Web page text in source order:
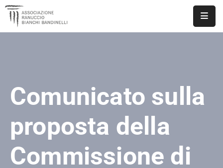
DOCUMENTI
PUBBLICAZIONI
CONTATTI
Comunicato sulla
proposta della
Commissione di